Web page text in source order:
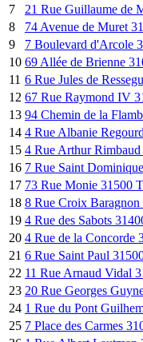
7
21 Rue Guillaume de
8
74 Avenue de Muret
9
7 Boulevard d'Arcole
10 69 Allée de Brienne
11 6 Rue Jules de
12 67 Rue Raymond IV
13 94 Chemin de la
14 4 Rue Albanie
15 4 Rue Arthur
16 7 Rue Saint
17 73 Rue Monie 31500
18 8 Rue Croix Baragnon
19 4 Rue des Sabots
20 4 Rue de la Concorde
21 6 Rue Saint Paul
22 11 Rue Arnaud Vidal
23 20 Rue Georges
24 1 Rue du Pont
25 7 Place des Carmes